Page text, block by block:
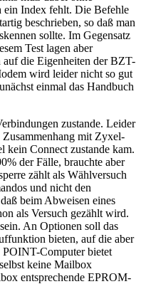
ein Index fehlt. Die Befehle
beschrieben, so daß man
sollte. Im Gegensatz
Test lagen aber
auf die Eigenheiten der BZT-
wird leider nicht so gut
einmal das Handbuch
zustande. Leider
mit Zyxel-
Connect zustande kam.
der Fälle, brauchte aber
zählt als Wählversuch
und nicht den
beim Abweisen eines
als Versuch gezählt wird.
An Optionen soll das
bieten, auf die aber
Computer bietet
keine Mailbox
entsprechende EPROM-